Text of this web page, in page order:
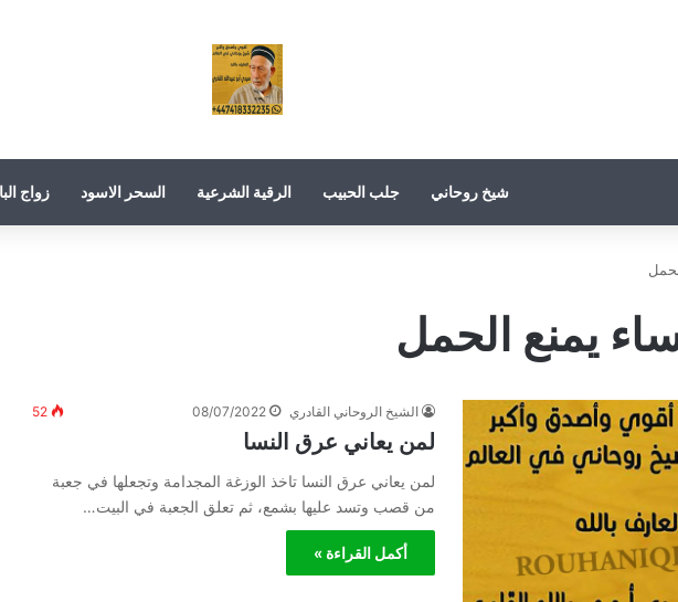
شيخ روحاني جلب الحبيب الرقية الشرعية السحر الاسود زواج
يمنع الحمل
الشيخ الروحاني القادري 08/07/2022
52
لمن يعاني عرق النسا
لمن يعاني عرق النسا تاخذ الوزغة المجدامة وتجعلها في جعبة
من قصب وتسد عليها بشمع، ثم تعلق الجعبة في البيت…
أكمل القراءة »